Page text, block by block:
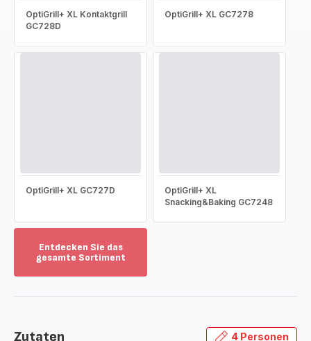
OptiGrill+ XL Kontaktgrill
GC728D
OptiGrill+ XL GC7278
OptiGrill+ XL GC727D
OptiGrill+ XL
Snacking&Baking GC7248
Entdecken Sie das
gesamte Sortiment
das
Zutaten 4 Personen